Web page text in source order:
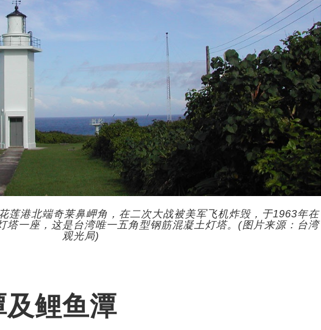
莲港北端奇莱鼻岬角，在二次大战被美军飞机炸毁，于1963年在
塔一座，这是台湾唯一五角型钢筋混凝土灯塔。(图片来源：台湾
观光局)
鲤鱼潭